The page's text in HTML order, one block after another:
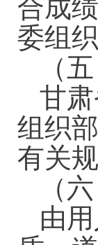
合成
委组
（
甘
组织
有关
（
由